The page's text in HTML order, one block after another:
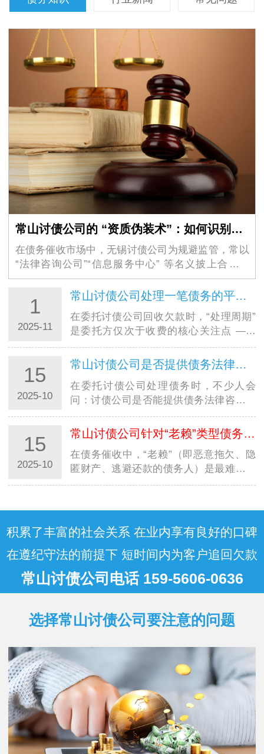
常山讨债公司的 “资质伪装术”：如何识别虚假的 “法律咨询” 外衣？
在债务催收市场中，无锡讨债公司为规避监管，常以
“法律咨询公司”“信息服务中心” 等名义披上合法外
衣，其隐蔽性极强的 “资质伪装术” 让不少债权人掉入
陷阱。这些机构看似持有工商营业执照，实则…
1
2025-11
常山讨债公司处理一笔债务的平均周期大概是多久？
在委托讨债公司回收欠款时，“处理周期”
是委托方仅次于收费的核心关注点 ——
毕竟资金回笼速度直接影响个人周转或企
业运营。结合合肥讨债公司的实际服务数
据来看，债务处理并无统一周期，从 1 个
月…
15
2025-10
常山讨债公司是否提供债务法律咨询服务？是否额外收费？
在委托讨债公司处理债务时，不少人会
问：讨债公司是否能提供债务法律咨询？
是否需要额外花钱？尤其在西安，面对不
同规模的西安讨债公司，明确其法律咨询
服务的 “范围” 与 “收费规则”，既能避免
误…
15
2025-10
常山讨债公司针对“老赖”类型债务人，有特殊催收方案吗？
在债务催收中，“老赖”（即恶意拖欠、隐
匿财产、逃避还款的债务人）是最难处理
的群体，不少人好奇：讨债公司是否有针
及跨省 “老赖” 的多样规避手段，西安讨
债…
积累了丰富的社会关系 在业内享有良好的口碑
在遵纪守法的前提下 短时间内为客户追回欠款
常山讨债公司电话 159-5606-0636
选择常山讨债公司要注意的问题